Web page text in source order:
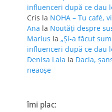
influenceri după ce dau
Cris la NOHA – Tu café,
Ana la Noutăți despre
Marius la „Și-a făcut
influenceri după ce dau
Denisa Lala la Dacia,
neaoșe
îmi plac: